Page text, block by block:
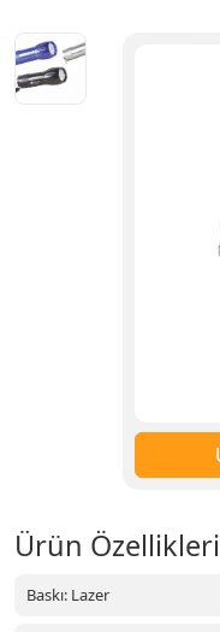
Ürün Özellikleri
Baskı: Lazer